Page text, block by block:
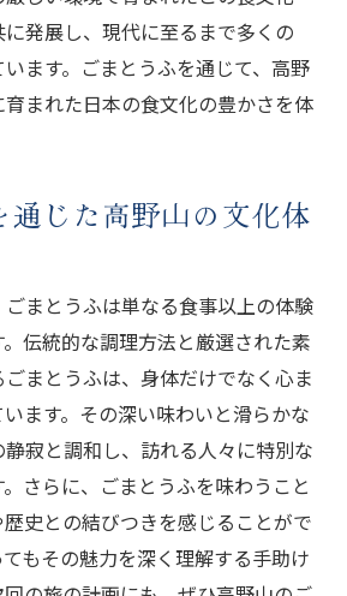
発展し、現代に至るまで多くの
ます。ごまとうふを通じて、高野
まれた日本の食文化の豊かさを体
通じた高野山の文化体
まとうふは単なる食事以上の体験
伝統的な調理方法と厳選された素
まとうふは、身体だけでなく心ま
ます。その深い味わいと滑らかな
寂と調和し、訪れる人々に特別な
さらに、ごまとうふを味わうこと
史との結びつきを感じることがで
もその魅力を深く理解する手助け